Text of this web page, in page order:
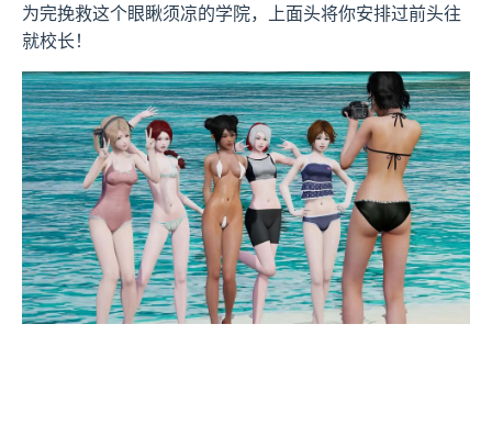
为完挽救这个眼瞅须凉的学院，上面头将你安排过前头往
就校长！